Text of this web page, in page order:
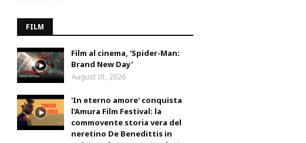
FILM
Film al cinema, 'Spider-Man:
Brand New Day'
August 01, 2026
'In eterno amore' conquista
l'Amura Film Festival: la
commovente storia vera del
neretino De Benedittis in